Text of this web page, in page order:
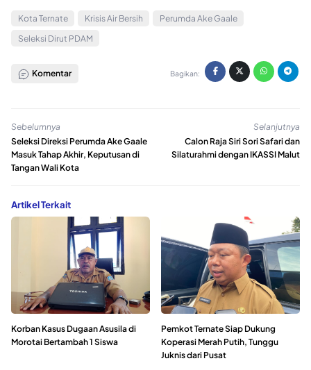
Kota Ternate Krisis Air Bersih
Perumda Ake Gaale
Seleksi Dirut PDAM
Komentar Bagikan:
Sebelumnya
Seleksi Direksi Perumda Ake Gaale
Masuk Tahap Akhir, Keputusan di
Tangan Wali Kota
Selanjutnya
Calon Raja Siri Sori Safari dan
Silaturahmi dengan IKASSI Malut
Artikel Terkait
Korban Kasus Dugaan Asusila di
Morotai Bertambah 1 Siswa
Pemkot Ternate Siap Dukung
Koperasi Merah Putih, Tunggu
Juknis dari Pusat